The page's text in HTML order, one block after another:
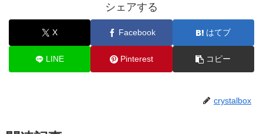
シェアする
X Facebook はてブ
LINE Pinterest コピー
crystalbox